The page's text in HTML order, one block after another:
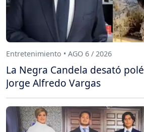
Entretenimiento • AGO 6 / 2026
La Negra Candela desató
Jorge Alfredo Vargas